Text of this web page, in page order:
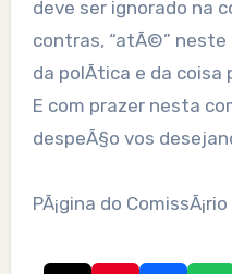
deve ser ignorado na
contras, “atÃ©”
da polÃ­tica e da coisa
E com prazer nesta
despeÃ§o vos
PÃ¡gina do